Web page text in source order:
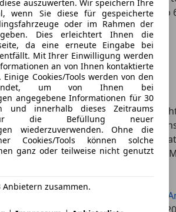
auszuwerten. Wir speichern Ihre
wenn Sie diese für gespeicherte
oder im Rahmen der
Dies erleichtert Ihnen die
da eine erneute Eingabe bei
Mit Ihrer Einwilligung werden
an von Ihnen kontaktierte
Cookies/Tools werden von den
um von Ihnen bei
angegebene Informationen für 30
und innerhalb dieses Zeitraums
für die Befüllung neuer
wiederzuverwenden. Ohne die
Cookies/Tools können solche
ganz oder teilweise nicht genutzt
zusammen.
PS starke Plug-in Hybrid kostet ab
sich überraschend stark,
Wer einen möglichst günstigen
Tücken: Bereits etwas mehr
des A6 Avant, der unserer
jetzt auf AutoScout24 zahlreiche